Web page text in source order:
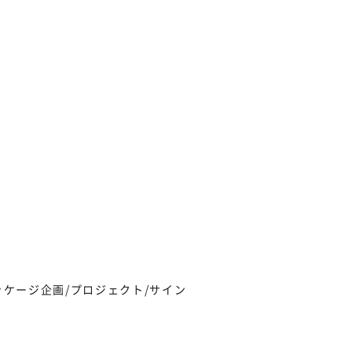
ージ 企画/プロジェクト/サイン